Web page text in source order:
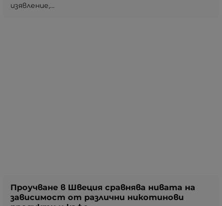
изявление,...
Проучване в Швеция сравнява нивата на
зависимост от различни никотинови